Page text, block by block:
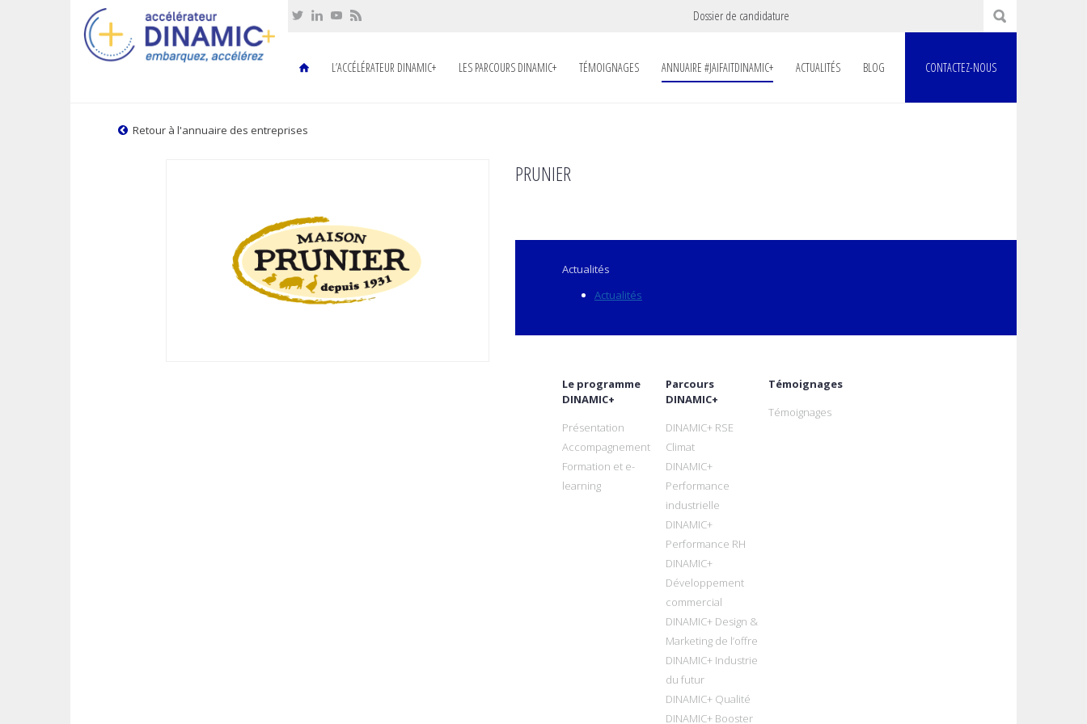
Dossier de candidature
L’ACCÉLÉRATEUR DINAMIC+ LES PARCOURS DINAMIC+ TÉMOIGNAGES ANNUAIRE #JAIFAITDINAMIC+ ACTUALITÉS BLOG CONTACTEZ-NOUS
Retour à l'annuaire des entreprises
PRUNIER
Actualités
Actualités
Le programme
DINAMIC+
Présentation
Accompagnement
Formation et e-
learning
Parcours
DINAMIC+
DINAMIC+ RSE
Climat
DINAMIC+
Performance
industrielle
DINAMIC+
Performance RH
DINAMIC+
Développement
commercial
DINAMIC+ Design &
Marketing de l’offre
DINAMIC+ Industrie
du futur
DINAMIC+ Qualité
DINAMIC+ Booster
Témoignages
Témoignages
Cookies management panel